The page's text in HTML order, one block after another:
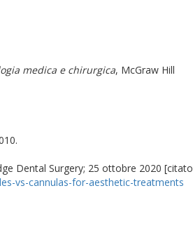
medica e chirurgica, McGraw Hill
Dental Surgery; 25 ottobre 2020 [citato
vs-cannulas-for-aesthetic-treatments